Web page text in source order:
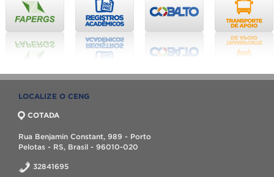
LOCALIZE O CENG
COTADA
Rua Benjamin Constant, 989 - Porto
Pelotas - RS, Brasil - 96010-020
32841695